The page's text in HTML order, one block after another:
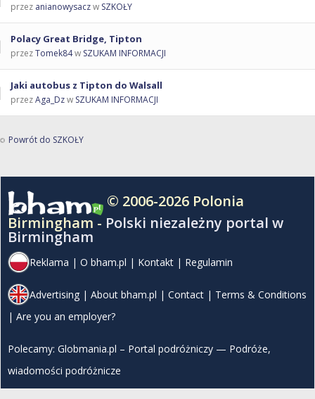
przez anianowysaczw SZKOŁY
Polacy Great Bridge, Tipton
przezTomek84w SZUKAM INFORMACJI
Jaki autobus z Tipton do Walsall
przezAga_Dzw SZUKAM INFORMACJI
Powrót do SZKOŁY
© 2006-2026 Polonia
Birmingham - Polski niezależny portal w
Birmingham
Reklama | O bham.pl | Kontakt | Regulamin
Advertising | About bham.pl | Contact | Terms & Conditions
| Are you an employer?
Polecamy: Globmania.pl – Portal podróżniczy — Podróże,
wiadomości podróżnicze